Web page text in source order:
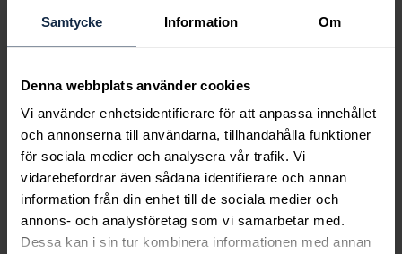
Samtycke Information Om
Denna webbplats använder cookies
Vi använder enhetsidentifierare för att anpassa innehållet
och annonserna till användarna, tillhandahålla funktioner
för sociala medier och analysera vår trafik. Vi
vidarebefordrar även sådana identifierare och annan
information från din enhet till de sociala medier och
annons- och analysföretag som vi samarbetar med.
Dessa kan i sin tur kombinera informationen med annan
Lily and Rose
Emily pearl bracelet -
Ivory
Pris:349 kr
349 kr
Mockberg
Royal Watch 28 mm
Pris: 2 399 kr
2 399 kr